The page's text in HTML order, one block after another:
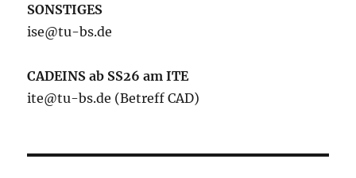
SONSTIGES
ise@tu-bs.de
CADEINS ab SS26 am ITE
ite@tu-bs.de (Betreff CAD)